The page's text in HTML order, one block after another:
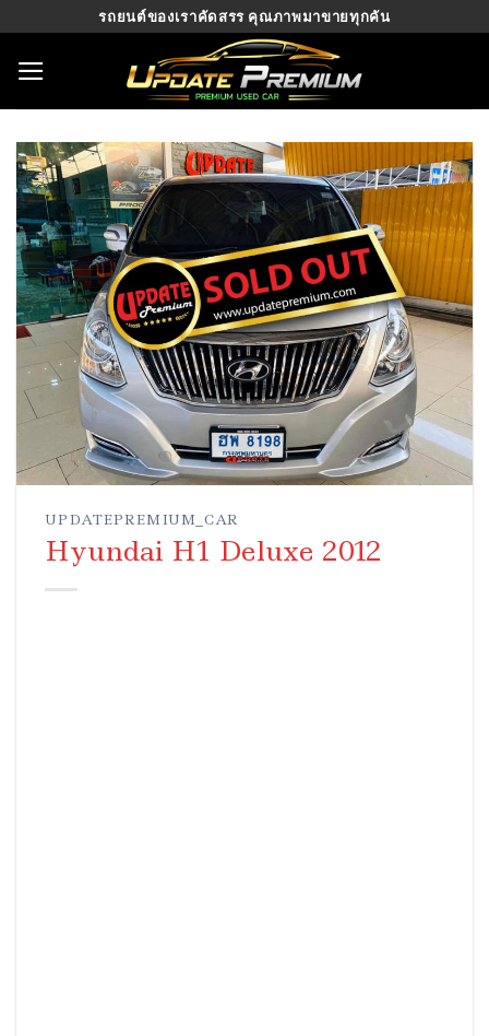
content
รถยนต์ของเราคัดสรร คุณภาพมาขายทุกคัน
UPDATEPREMIUM_CAR
Hyundai H1 Deluxe 2012